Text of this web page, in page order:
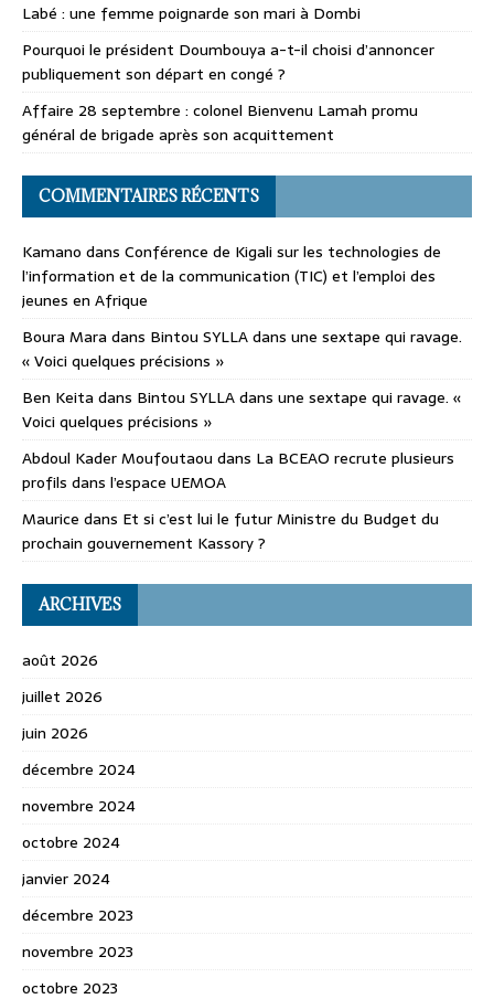
Labé : une femme poignarde son mari à Dombi
Pourquoi le président Doumbouya a-t-il choisi d’annoncer
publiquement son départ en congé ?
Affaire 28 septembre : colonel Bienvenu Lamah promu
général de brigade après son acquittement
COMMENTAIRES RÉCENTS
Kamano dans Conférence de Kigali sur les technologies de
l’information et de la communication (TIC) et l’emploi des
jeunes en Afrique
Boura Mara dans Bintou SYLLA dans une sextape qui ravage.
« Voici quelques précisions »
Ben Keita dans Bintou SYLLA dans une sextape qui ravage. «
Voici quelques précisions »
Abdoul Kader Moufoutaou dans La BCEAO recrute plusieurs
profils dans l’espace UEMOA
Maurice dans Et si c’est lui le futur Ministre du Budget du
prochain gouvernement Kassory ?
ARCHIVES
août 2026
juillet 2026
juin 2026
décembre 2024
novembre 2024
octobre 2024
janvier 2024
décembre 2023
novembre 2023
octobre 2023